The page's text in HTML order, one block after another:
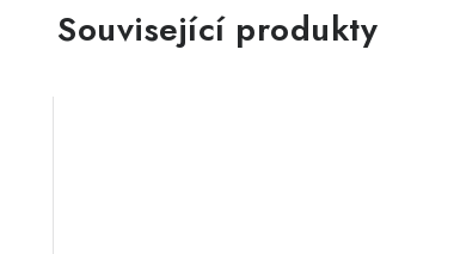
Související produkty